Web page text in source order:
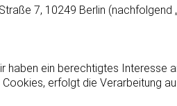
7, 10249 Berlin (nachfolgend
haben ein berechtigtes Interesse
erfolgt die Verarbeitung